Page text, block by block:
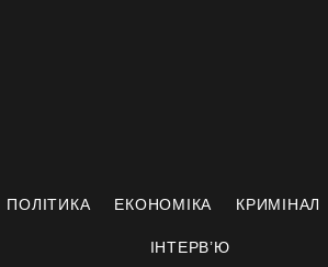
ПОЛІТИКА ЕКОНОМІКА КРИМІНАЛ
ІНТЕРВ’Ю